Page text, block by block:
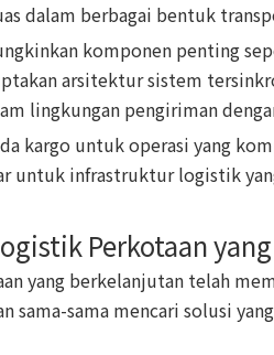
dalam berbagai bentuk
komponen penting
arsitektur sistem
lingkungan pengiriman
kargo untuk operasi yang
untuk infrastruktur logistik
Perkotaan
yang berkelanjutan telah
sama-sama mencari solusi